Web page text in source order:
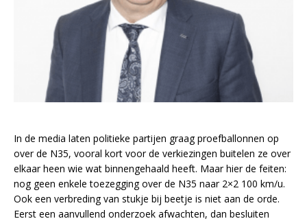
In de media laten politieke partijen graag proefballonnen op
over de N35, vooral kort voor de verkiezingen buitelen ze over
elkaar heen wie wat binnengehaald heeft. Maar hier de feiten:
nog geen enkele toezegging over de N35 naar 2×2 100 km/u.
Ook een verbreding van stukje bij beetje is niet aan de orde.
Eerst een aanvullend onderzoek afwachten, dan besluiten